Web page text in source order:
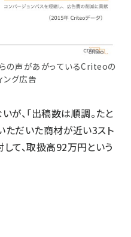
の声があがっているCriteoの
ング広告
が、「出稿数は順調。たと
だいた商材が近い3スト
て、取扱高92万円という